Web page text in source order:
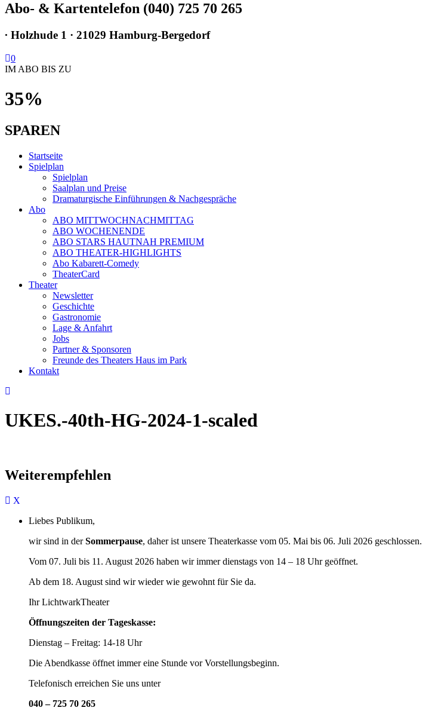
Abo- & Kartentelefon (040) 725 70 265
∙ Holzhude 1 · 21029 Hamburg-Bergedorf
0
IM ABO BIS ZU
35%
SPAREN
Startseite
Spielplan
Spielplan
Saalplan und Preise
Dramaturgische Einführungen & Nachgespräche
Abo
ABO MITTWOCHNACHMITTAG
ABO WOCHENENDE
ABO STARS HAUTNAH PREMIUM
ABO THEATER-HIGHLIGHTS
Abo Kabarett-Comedy
TheaterCard
Theater
Newsletter
Geschichte
Gastronomie
Lage & Anfahrt
Jobs
Partner & Sponsoren
Freunde des Theaters Haus im Park
Kontakt
UKES.-40th-HG-2024-1-scaled
Weiterempfehlen
Liebes Publikum,
wir sind in derSommerpause, daher ist unsere Theaterkasse vom 05. Mai bis 06. Juli 2026 geschlossen.
Vom 07. Juli bis 11. August 2026 haben wir immer dienstags von 14 – 18 Uhr geöffnet.
Ab dem 18. August sind wir wieder wie gewohnt für Sie da.
Ihr LichtwarkTheater
Öffnungszeiten der Tageskasse:
Dienstag – Freitag: 14-18 Uhr
Die Abendkasse öffnet immer eine Stunde vor Vorstellungsbeginn.
Telefonisch erreichen Sie uns unter
040 – 725 70 265